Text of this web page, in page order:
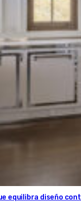
equilibra diseño